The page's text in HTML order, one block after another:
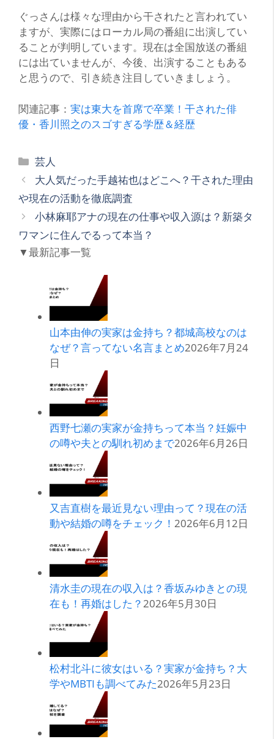
ぐっさんは様々な理由から干されたと言われてい
ますが、実際にはローカル局の番組に出演してい
ることが判明しています。現在は全国放送の番組
には出ていませんが、今後、出演することもある
と思うので、引き続き注目していきましょう。
関連記事： 実は東大を首席で卒業！干された俳
優・香川照之のスゴすぎる学歴＆経歴
カ
テ
ゴ
リ
ー
芸人
大人気だった手越祐也はどこへ？干された理由
や現在の活動を徹底調査
小林麻耶アナの現在の仕事や収入源は？新築タ
ワマンに住んでるって本当？
▼最新記事一覧
山本由伸の実家は金持ち？都城高校なのは
なぜ？言ってない名言まとめ2026年7月24
日
西野七瀬の実家が金持ちって本当？妊娠中
の噂や夫との馴れ初めまで2026年6月26日
又吉直樹を最近見ない理由って？現在の活
動や結婚の噂をチェック！ 2026年6月12日
清水圭の現在の収入は？香坂みゆきとの現
在も！再婚はした？2026年5月30日
松村北斗に彼女はいる？実家が金持ち？大
学やMBTIも調べてみた2026年5月23日